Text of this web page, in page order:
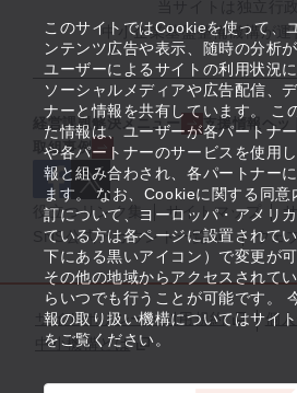
このサイトではCookieを使って、
ンテンツ広告や表示、随時の分析
ユーザーによるサイトの利用状況
ソーシャルメディアや広告配信、
ナーと情報を共有しています。 こ
た情報は、ユーザーが各パートナ
や各パートナーのサービスを使用
報と組み合わされ、各パートナー
ます。 なお、Cookieに関する同意
訂について、ヨーロッパ・アメリ
ている方は各ページに設置されて
下にある黒いアイコン）で変更が
その他の地域からアクセスされて
らいつでも行うことが可能です。
報の取り扱い機構についてはサイ
をご覧ください。
中小企業基盤整備機構が
経営課題解決メニュー 支援情報ヘッ
取組事例
役立つリンク集 サイトマップ
SNS公式アカウント一覧
ウェ
サイトポリシー・利用規約
個
中小機構とは